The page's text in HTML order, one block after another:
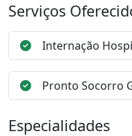
Serviços
Internação
Pronto Socorro
Especialidades